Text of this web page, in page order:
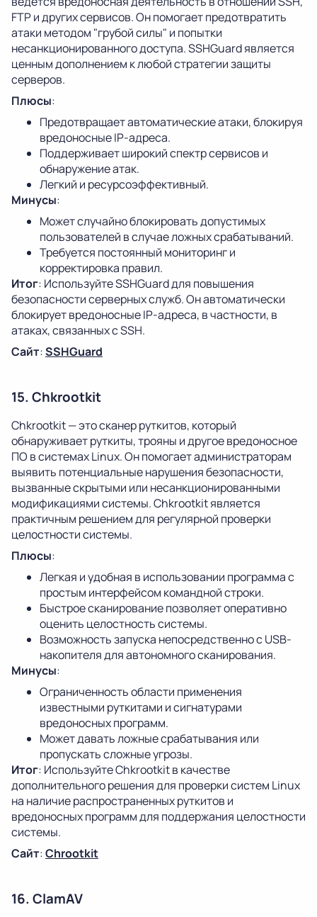
FTP и других сервисов. Он помогает предотвратить
атаки методом "грубой силы" и попытки
несанкционированного доступа. SSHGuard является
ценным дополнением к любой стратегии защиты
серверов.
Плюсы:
Предотвращает автоматические атаки, блокируя
вредоносные IP-адреса.
Поддерживает широкий спектр сервисов и
обнаружение атак.
Легкий и ресурсоэффективный.
Минусы:
Может случайно блокировать допустимых
пользователей в случае ложных срабатываний.
Требуется постоянный мониторинг и
корректировка правил.
Итог: Используйте SSHGuard для повышения
безопасности серверных служб. Он автоматически
блокирует вредоносные IP-адреса, в частности, в
атаках, связанных с SSH.
Сайт:SSHGuard
15. Chkrootkit
Chkrootkit — это сканер руткитов, который
обнаруживает руткиты, трояны и другое вредоносное
ПО в системах Linux. Он помогает администраторам
выявить потенциальные нарушения безопасности,
вызванные скрытыми или несанкционированными
модификациями системы. Chkrootkit является
практичным решением для регулярной проверки
целостности системы.
Плюсы:
Легкая и удобная в использовании программа с
простым интерфейсом командной строки.
Быстрое сканирование позволяет оперативно
оценить целостность системы.
Возможность запуска непосредственно с USB-
накопителя для автономного сканирования.
Минусы:
Ограниченность области применения
известными руткитами и сигнатурами
вредоносных программ.
Может давать ложные срабатывания или
пропускать сложные угрозы.
Итог: Используйте Chkrootkit в качестве
дополнительного решения для проверки систем Linux
на наличие распространенных руткитов и
вредоносных программ для поддержания целостности
системы.
Сайт:Chrootkit
16. ClamAV